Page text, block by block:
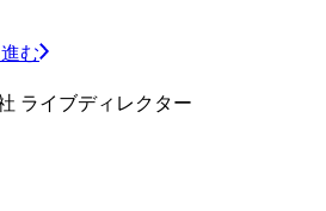
む
ライブディレクター